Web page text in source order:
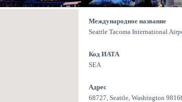
Международное название
Seattle Tacoma International
Код ИАТА
SEA
Адрес
68727, Seattle, Washington